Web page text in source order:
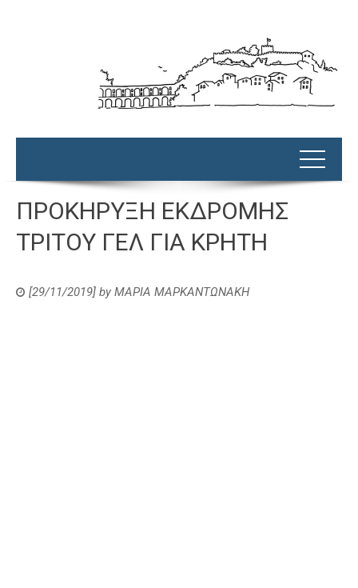
ΠΡΟΚΗΡΥΞΗ ΕΚΔΡΟΜΗΣ
ΤΡΙΤΟΥ ΓΕΛ ΓΙΑ ΚΡΗΤΗ
[29/11/2019] by ΜΑΡΙΑ ΜΑΡΚΑΝΤΩΝΑΚΗ